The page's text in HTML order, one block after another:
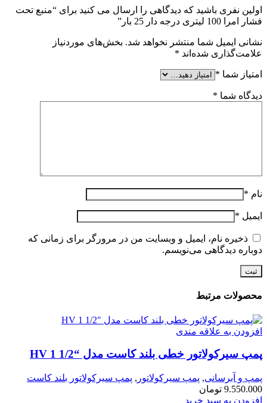
اولین نفری باشید که دیدگاهی را ارسال می کنید برای “منبع تحت
فشار امرا 100 لیتری درجه دار 25 بار”
نشانی ایمیل شما منتشر نخواهد شد. بخش‌های موردنیاز
علامت‌گذاری شده‌اند *
امتیاز شما *
دیدگاه شما *
نام *
ایمیل *
ذخیره نام، ایمیل و وبسایت من در مرورگر برای زمانی که
دوباره دیدگاهی می‌نویسم.
محصولات مرتبط
افزودن به علاقه مندی
پمپ سیرکولاتور خطی بلند کاست مدل “HV 1 1/2
پمپ و آبرسانی, پمپ سیرکولاتور , پمپ سیرکولاتور بلند کاست
9.550.000 تومان
افزودن به سبد خرید